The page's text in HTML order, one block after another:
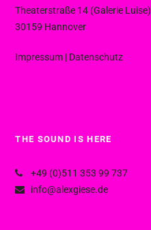
Theaterstraße 14 (Galerie Luise)
30159 Hannover
Impressum | Datenschutz
THE SOUND IS HERE
+49 (0)511 353 99 737
info@alexgiese.de